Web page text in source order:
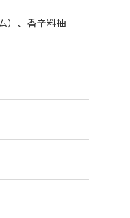
）、香辛料抽